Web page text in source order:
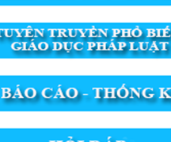
Công khai điều chỉnh, bổ sung
| lượt tải:421
Về việc phê duyệt quy trình nội
lĩnh vực đầu tư tại Việt Nam
Quản lý Khu kinh tế tỉnh Cao